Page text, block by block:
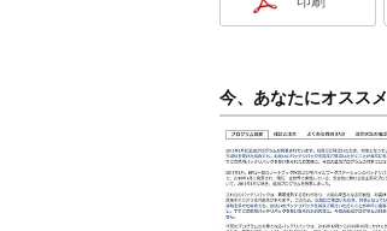
今、あなたにオススメ